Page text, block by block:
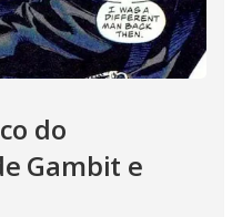
do
Gambit e